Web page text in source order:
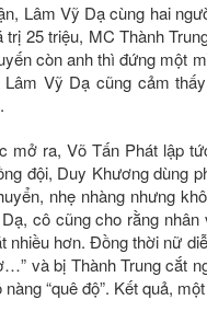
Lâm Vỹ Dạ cùng hai
25 triệu, MC Thành
còn anh thì đứng một
Vỹ Dạ cũng cảm
mở ra, Võ Tấn Phát lập
đội, Duy Khương dùng
nhẹ nhàng nhưng
cô cũng cho rằng
nhiều hơn. Đồng thời nữ
và bị Thành Trung cắt
“quê độ”. Kết quả,